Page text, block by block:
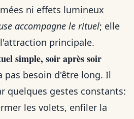
ni effets lumineux
accompagne le rituel; elle
principale.
simple, soir après soir
pas besoin d'être long. Il
quelques gestes constants:
les volets, enfiler la